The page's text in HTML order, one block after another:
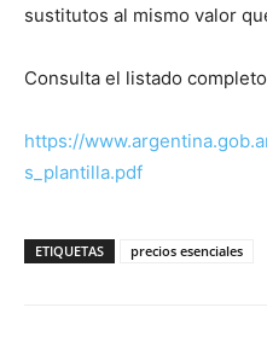
sustitutos al mismo valor
Consulta el listado
https://
s_plantilla.pdf
ETIQUETAS precios esenciales